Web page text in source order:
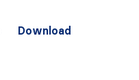
Download